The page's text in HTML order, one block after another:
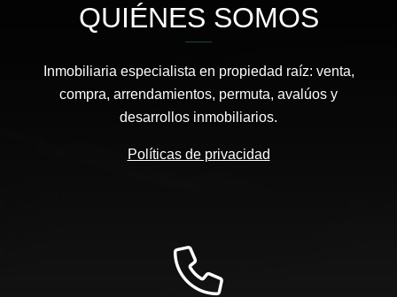
QUIÉNES SOMOS
Inmobiliaria especialista en propiedad raíz: venta,
compra, arrendamientos, permuta, avalúos y
desarrollos inmobiliarios.
Políticas de privacidad